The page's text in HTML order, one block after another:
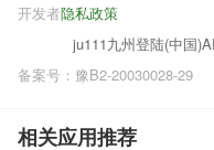
隐私政策
开发者
ju111九州登陆(中国
备案号：豫B2-20030028-29
相关应用推荐